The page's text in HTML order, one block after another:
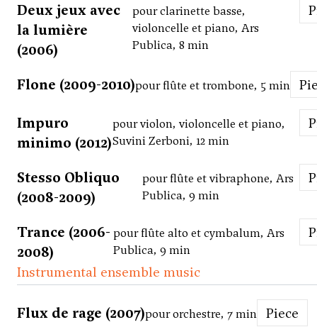
Deux jeux avec
la lumière
(2006)
pour clarinette basse,
violoncelle et piano, Ars
Publica, 8 min
Flone (2009-2010)pour flûte et trombone, 5 min
Impuro
minimo (2012)
pour violon, violoncelle et piano,
Suvini Zerboni, 12 min
Stesso Obliquo
(2008-2009)
pour flûte et vibraphone, Ars
Publica, 9 min
Trance (2006-
2008)
pour flûte alto et cymbalum, Ars
Publica, 9 min
Instrumental ensemble music
Flux de rage (2007)pour orchestre, 7 min Piece